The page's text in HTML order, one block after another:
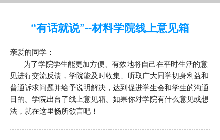
“有话就说”--材料学院线上意见箱
亲爱的同学：
为了学院学生能更加方便、有效地将自己在平时生活的意
见进行交流反馈，学院能及时收集、听取广大同学切身利益和
普通诉求问题并给予说明解决，达到促进学生会和学生的沟通
目的。学院出台了线上意见箱。如果你对学院有什么意见或想
法，就在这里畅所欲言吧！